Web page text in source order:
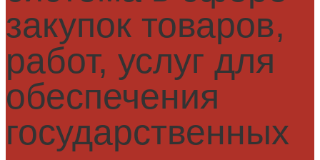
закупок товаров,
работ, услуг для
обеспечения
государственных